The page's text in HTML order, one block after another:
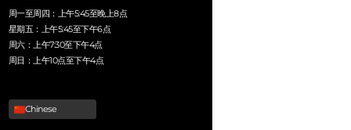
周一至周四：上午5:45至晚上8点
星期五：上午5:45至下午6点
周六：上午7:30至下午4点
周日：上午10点至下午4点
Chinese